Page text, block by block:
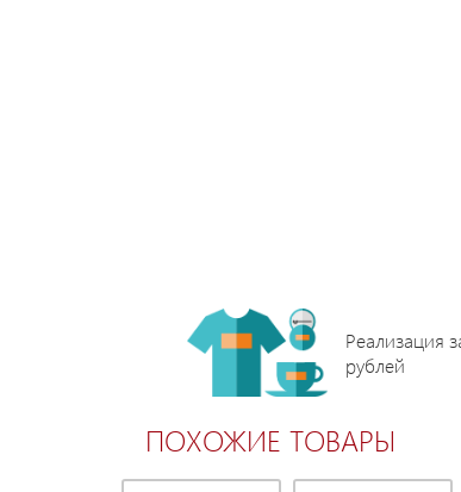
Реализация
рублей
ПОХОЖИЕ ТОВАРЫ